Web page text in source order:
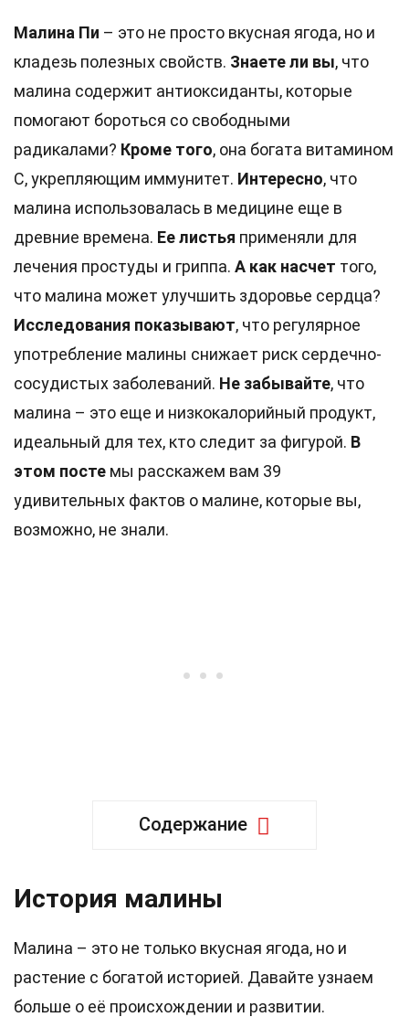
Малина Пи – это не просто вкусная ягода, но и
кладезь полезных свойств. Знаете ли вы, что
малина содержит антиоксиданты, которые
помогают бороться со свободными
радикалами? Кроме того, она богата витамином
С, укрепляющим иммунитет. Интересно, что
малина использовалась в медицине еще в
древние времена. Ее листья применяли для
лечения простуды и гриппа. А как насчет того,
что малина может улучшить здоровье сердца?
Исследования показывают, что регулярное
употребление малины снижает риск сердечно-
сосудистых заболеваний. Не забывайте, что
малина – это еще и низкокалорийный продукт,
идеальный для тех, кто следит за фигурой. В
этом посте мы расскажем вам 39
удивительных фактов о малине, которые вы,
возможно, не знали.
Содержание
История малины
Малина – это не только вкусная ягода, но и
растение с богатой историей. Давайте узнаем
больше о её происхождении и развитии.